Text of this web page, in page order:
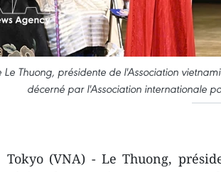
Le Thuong, présidente de l'Association
décerné par l'Association internationale
Tokyo (VNA) - Le Thuong,